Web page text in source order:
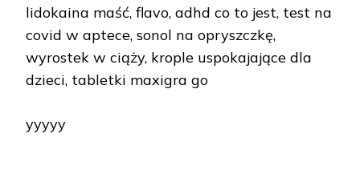
lidokaina maść, flavo, adhd co to jest, test na
covid w aptece, sonol na opryszczkę,
wyrostek w ciąży, krople uspokajające dla
dzieci, tabletki maxigra go
yyyyy